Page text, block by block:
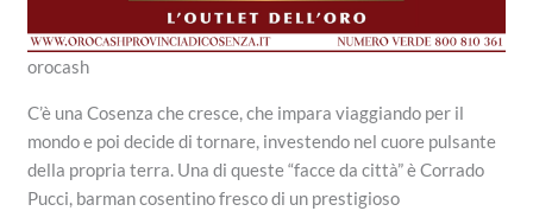
orocash
C’è una Cosenza che cresce, che impara viaggiando per il
mondo e poi decide di tornare, investendo nel cuore pulsante
della propria terra. Una di queste “facce da città” è Corrado
Pucci, barman cosentino fresco di un prestigioso